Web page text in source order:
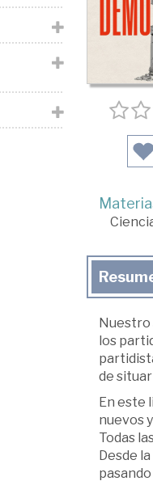
Nuestro
los
de
En este
nuevos
Todas
Desde